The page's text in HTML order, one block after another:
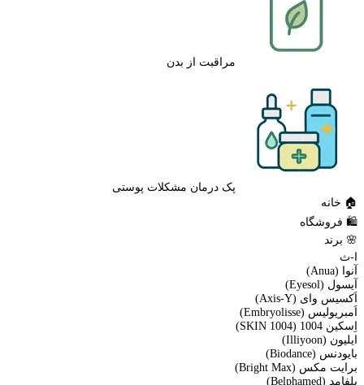
مراقبت از بدن
پک درمان مشکلات پوستی
🏠 خانه
🛍️ فروشگاه
🌸 برند
ا-ث
آنوا (Anua)
آیسول (Eyesol)
اَکسیس وای (Axis-Y)
اَمبریولیس (Embryolisse)
اِسکین 1004 (SKIN 1004)
ایلیون (Illiyoon)
بایودنس (Biodance)
برایت مکس (Bright Max)
بلفامد (Belphamed)